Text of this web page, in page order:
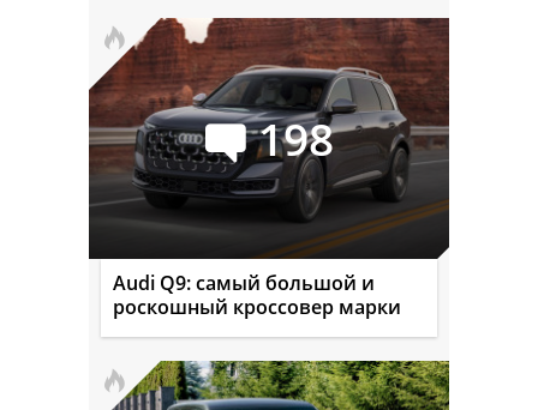
198
Audi Q9: самый большой и
роскошный кроссовер марки